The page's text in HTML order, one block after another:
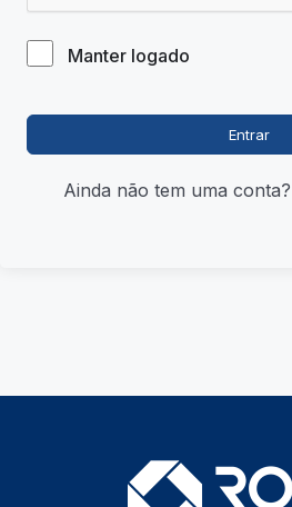
Manter logado
Entrar
Ainda não tem uma conta?